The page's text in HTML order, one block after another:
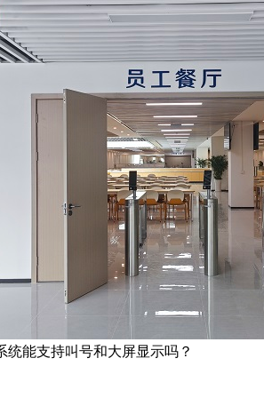
统能支持叫号和大屏显示吗？